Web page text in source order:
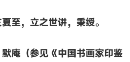
至，立之世讲，秉绶。
庵（参见《中国书画家印鉴